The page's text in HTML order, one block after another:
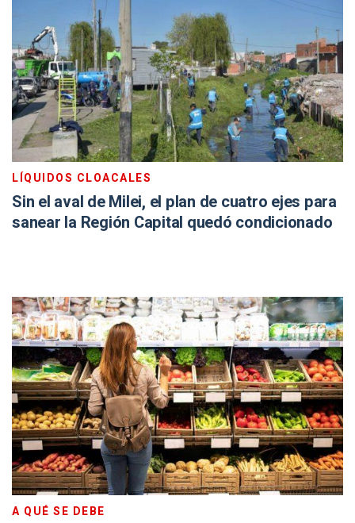
LÍQUIDOS CLOACALES
Sin el aval de Milei, el plan de cuatro ejes para
sanear la Región Capital quedó condicionado
A QUÉ SE DEBE